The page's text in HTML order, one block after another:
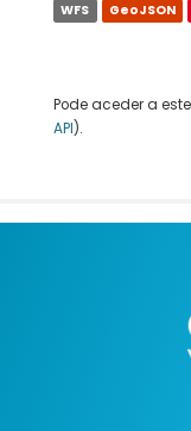
WFS GeoJSON
Pode aceder a
API).